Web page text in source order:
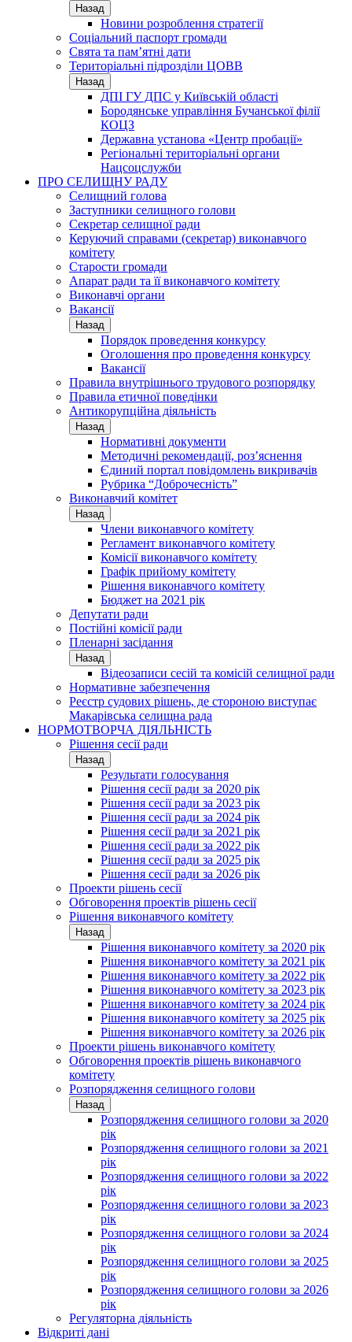
Назад
Новини розроблення стратегії
Соціальний паспорт громади
Свята та пам’ятні дати
Територіальні підрозділи ЦОВВ
Назад
ДПІ ГУ ДПС у Київській області
Бородянське управління Бучанської філії
КОЦЗ
Державна установа «Центр пробації»
Регіональні територіальні органи
Нацсоцслужби
ПРО СЕЛИЩНУ РАДУ
Селищний голова
Заступники селищного голови
Секретар селищної ради
Керуючий справами (секретар) виконавчого
комітету
Старости громади
Апарат ради та її виконавчого комітету
Виконавчі органи
Вакансії
Назад
Порядок проведення конкурсу
Оголошення про проведення конкурсу
Вакансії
Правила внутрішнього трудового розпорядку
Правила етичної поведінки
Антикорупційна діяльність
Назад
Нормативні документи
Методичні рекомендації, роз’яснення
Єдиний портал повідомлень викривачів
Рубрика “Доброчесність”
Виконавчий комітет
Назад
Члени виконавчого комітету
Регламент виконавчого комітету
Комісії виконавчого комітету
Графік прийому комітету
Рішення виконавчого комітету
Бюджет на 2021 рік
Депутати ради
Постійні комісії ради
Пленарні засідання
Назад
Відеозаписи сесій та комісій селищної ради
Нормативне забезпечення
Реєстр судових рішень, де стороною виступає
Макарівська селищна рада
НОРМОТВОРЧА ДІЯЛЬНІСТЬ
Рішення сесії ради
Назад
Результати голосування
Рішення сесії ради за 2020 рік
Рішення сесії ради за 2023 рік
Рішення сесії ради за 2024 рік
Рішення сесії ради за 2021 рік
Рішення сесії ради за 2022 рік
Рішення сесії ради за 2025 рік
Рішення сесії ради за 2026 рік
Проекти рішень сесії
Обговорення проектів рішень сесії
Рішення виконавчого комітету
Назад
Рішення виконавчого комітету за 2020 рік
Рішення виконавчого комітету за 2021 рік
Рішення виконавчого комітету за 2022 рік
Рішення виконавчого комітету за 2023 рік
Рішення виконавчого комітету за 2024 рік
Рішення виконавчого комітету за 2025 рік
Рішення виконавчого комітету за 2026 рік
Проекти рішень виконавчого комітету
Обговорення проектів рішень виконавчого
комітету
Розпорядження селищного голови
Назад
Розпорядження селищного голови за 2020
рік
Розпорядження селищного голови за 2021
рік
Розпорядження селищного голови за 2022
рік
Розпорядження селищного голови за 2023
рік
Розпорядження селищного голови за 2024
рік
Розпорядження селищного голови за 2025
рік
Розпорядження селищного голови за 2026
рік
Регуляторна діяльність
Відкриті дані